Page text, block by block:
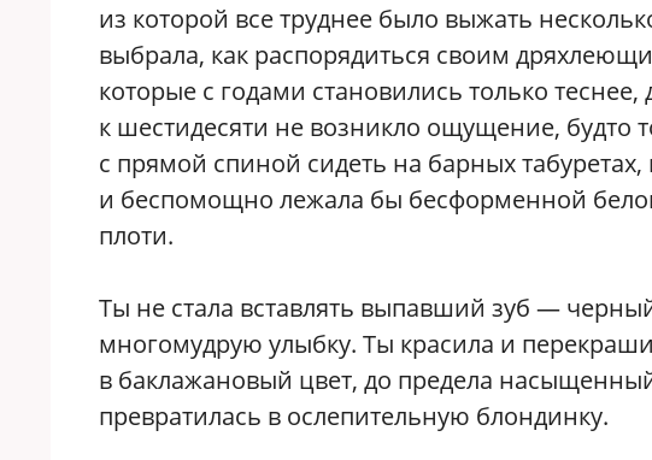
из которой все труднее было выжать
выбрала, как распорядиться своим
которые с годами становились только теснее,
к шестидесяти не возникло ощущение, будто
с прямой спиной сидеть на барных
и беспомощно лежала бы бесформенной
плоти.
Ты не стала вставлять выпавший зуб —
многомудрую улыбку. Ты красила и
в баклажановый цвет, до предела
превратилась в ослепительную блондинку.